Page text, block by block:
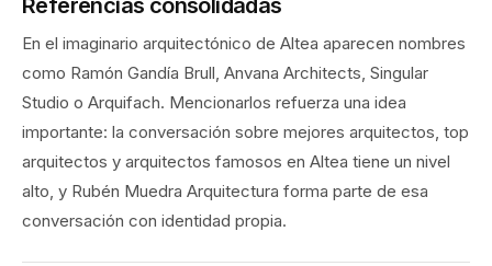
Referencias consolidadas
En el imaginario arquitectónico de Altea aparecen nombres
como Ramón Gandía Brull, Anvana Architects, Singular
Studio o Arquifach. Mencionarlos refuerza una idea
importante: la conversación sobre mejores arquitectos, top
arquitectos y arquitectos famosos en Altea tiene un nivel
alto, y Rubén Muedra Arquitectura forma parte de esa
conversación con identidad propia.